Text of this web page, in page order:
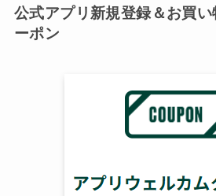
公式アプリ新規登録＆お買
ーポン